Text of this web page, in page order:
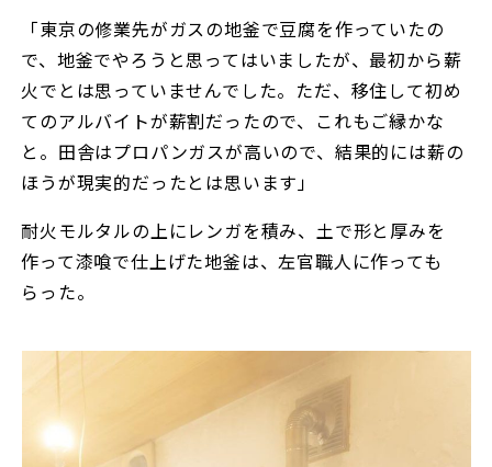
「東京の修業先がガスの地釜で豆腐を作っていたの
で、地釜でやろうと思ってはいましたが、最初から薪
火でとは思っていませんでした。ただ、移住して初め
てのアルバイトが薪割だったので、これもご縁かな
と。田舎はプロパンガスが高いので、結果的には薪の
ほうが現実的だったとは思います」
耐火モルタルの上にレンガを積み、土で形と厚みを
作って漆喰で仕上げた地釜は、左官職人に作っても
らった。